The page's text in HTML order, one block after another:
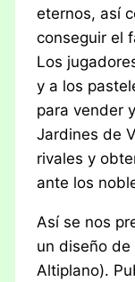
eternos, así
conseguir el
Los
y a los
para vender
Jardines de
rivales y
ante los
Así se nos
un diseño de
Altiplano).